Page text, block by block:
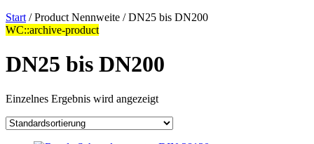
Start / Product Nennweite / DN25 bis DN200
WC::archive-product
DN25 bis DN200
Einzelnes Ergebnis wird angezeigt